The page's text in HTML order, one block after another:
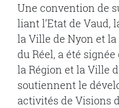
Une convention de
liant l’Etat de Vaud,
la Ville de Nyon et
du Réel, a été
la Région et la Ville
soutiennent le
activités de Visions